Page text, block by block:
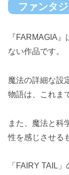
ファンタ
『FARMAGIA
ない作品です。
魔法の詳細な設
物語は、これま
また、魔法と科
性を感じさせる
「FAIRY TAIL